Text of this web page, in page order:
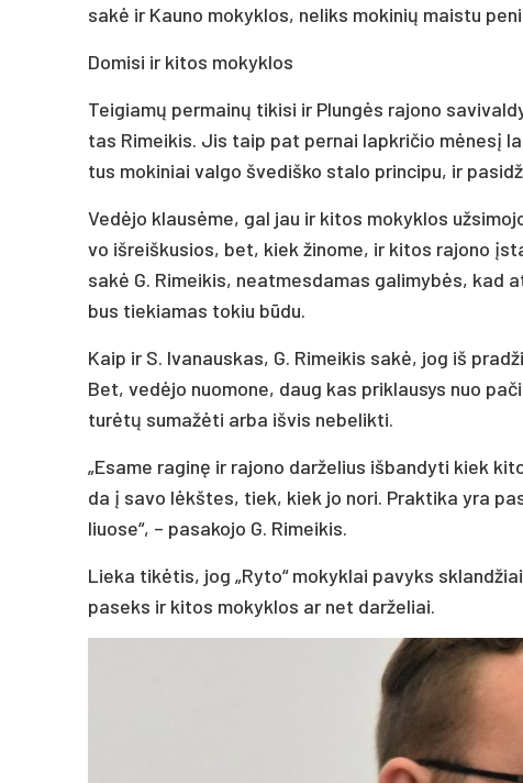
sakė ir Kau­no mo­kyk­los, ne­liks mo­ki­nių mais­tu
Do­mi­si ir ki­tos mo­kyk­los
Tei­giamų per­mainų ti­ki­si ir Plungės ra­jo­no
tas Ri­mei­kis. Jis taip pat per­nai lapk­ri­čio mėnesį
tus mo­ki­niai val­go šve­diš­ko sta­lo prin­ci­pu, ir
Vedė­jo klausė­me, gal jau ir ki­tos mo­kyk­los
vo iš­reiš­ku­sios, bet, kiek ži­no­me, ir ki­tos ra­jo­no
sakė G. Ri­mei­kis, neat­mes­da­mas ga­li­mybės,
bus tie­kia­mas to­kiu būdu.
Kaip ir S. Iva­naus­kas, G. Ri­mei­kis sakė, jog iš
Bet, vedė­jo nuo­mo­ne, daug kas pri­klau­sys nuo
turėtų su­mažė­ti ar­ba iš­vis ne­be­lik­ti.
„Esa­me ra­ginę ir ra­jo­no dar­že­lius iš­ban­dy­ti kiek
da į sa­vo lėkštes, tiek, kiek jo no­ri. Prak­ti­ka yra
liuo­se“, – pa­sa­ko­jo G. Ri­mei­kis.
Lie­ka tikė­tis, jog „Ry­to“ mo­kyk­lai pa­vyks
pa­seks ir ki­tos mo­kyk­los ar net dar­že­liai.